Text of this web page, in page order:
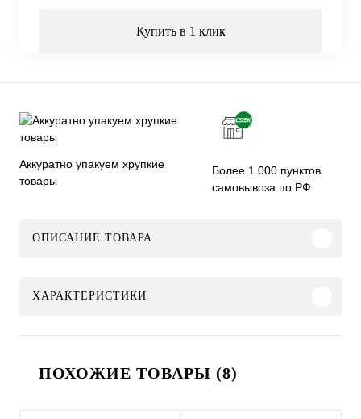
Купить в 1 клик
Аккуратно упакуем хрупкие
товары
Более 1 000 пунктов
самовывоза по РФ
ОПИСАНИЕ ТОВАРА
ХАРАКТЕРИСТИКИ
ПОХОЖИЕ ТОВАРЫ (8)